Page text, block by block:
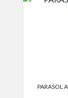
PARASOL